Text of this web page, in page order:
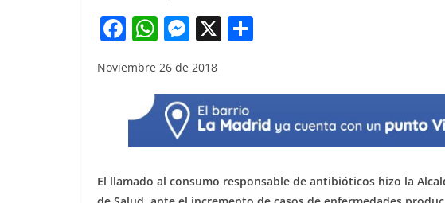
F
a
c
b
o
o
W
at
s
A
p
p
M
ss
e
n
g
er
X
e
Noviembre 26 de 2018
El llamado al consumo responsable de antibióticos hizo la